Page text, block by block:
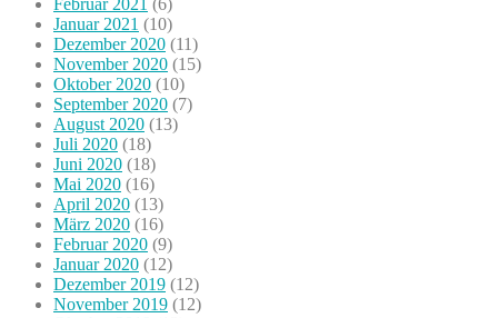
Januar 2021 (10)
Dezember 2020 (11)
November 2020 (15)
Oktober 2020 (10)
September 2020 (7)
August 2020 (13)
Juli 2020 (18)
Juni 2020 (18)
Mai 2020 (16)
April 2020 (13)
März 2020 (16)
Februar 2020 (9)
Januar 2020 (12)
Dezember 2019 (12)
November 2019 (12)